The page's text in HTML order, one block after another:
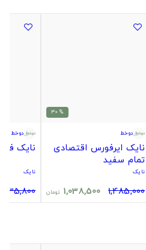
% 30
دوخط
نایک ایرفورس اقتصادی
تمام سفید
نایک
1,485,000
1,038,500 تومان
دوخط
نایک
نایک